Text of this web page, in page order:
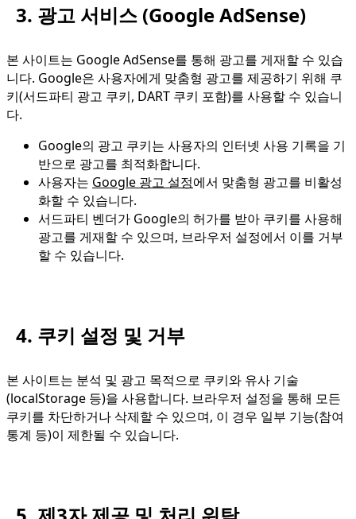
3. 광고 서비스 (Google AdSense)
본 사이트는 Google AdSense를 통해 광고를 게재할 수 있습
니다. Google은 사용자에게 맞춤형 광고를 제공하기 위해 쿠
키(서드파티 광고 쿠키, DART 쿠키 포함)를 사용할 수 있습니
다.
Google의 광고 쿠키는 사용자의 인터넷 사용 기록을 기
반으로 광고를 최적화합니다.
사용자는 Google 광고 설정에서 맞춤형 광고를 비활성
화할 수 있습니다.
서드파티 벤더가 Google의 허가를 받아 쿠키를 사용해
광고를 게재할 수 있으며, 브라우저 설정에서 이를 거부
할 수 있습니다.
4. 쿠키 설정 및 거부
본 사이트는 분석 및 광고 목적으로 쿠키와 유사 기술
(localStorage 등)을 사용합니다. 브라우저 설정을 통해 모든
쿠키를 차단하거나 삭제할 수 있으며, 이 경우 일부 기능(참여
통계 등)이 제한될 수 있습니다.